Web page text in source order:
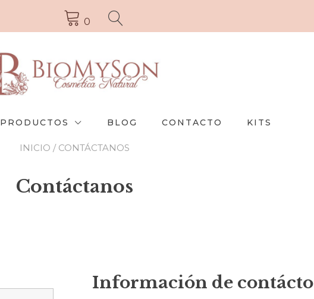
0
PRODUCTOS BLOG CONTACTO KITS
INICIO / CONTÁCTANOS
Contáctanos
Información de contácto